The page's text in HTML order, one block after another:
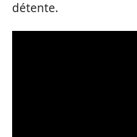
détente.